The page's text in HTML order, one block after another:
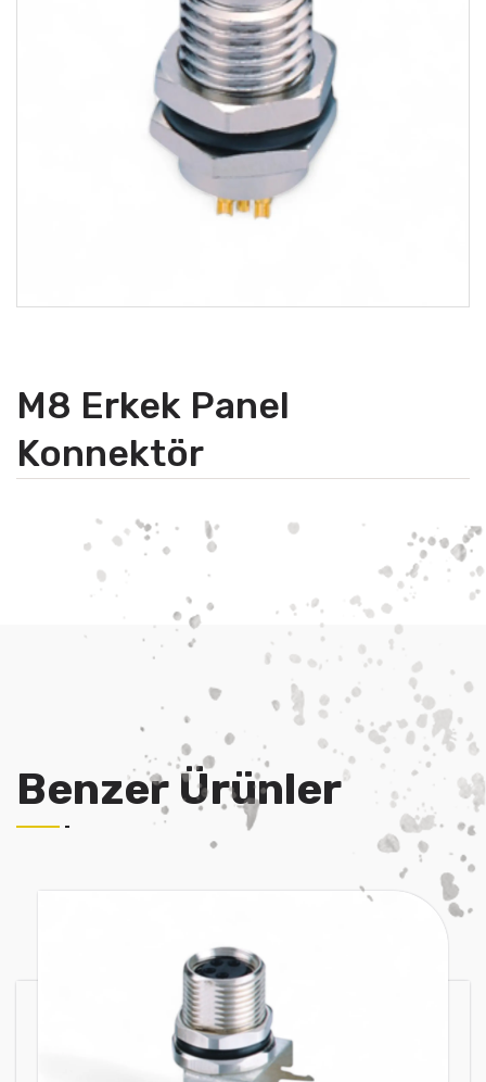
M8 Erkek Panel
Konnektör
Benzer Ürünler